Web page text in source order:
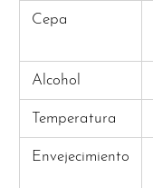
Cepa
Alcohol
Temperatura
Envejecimiento